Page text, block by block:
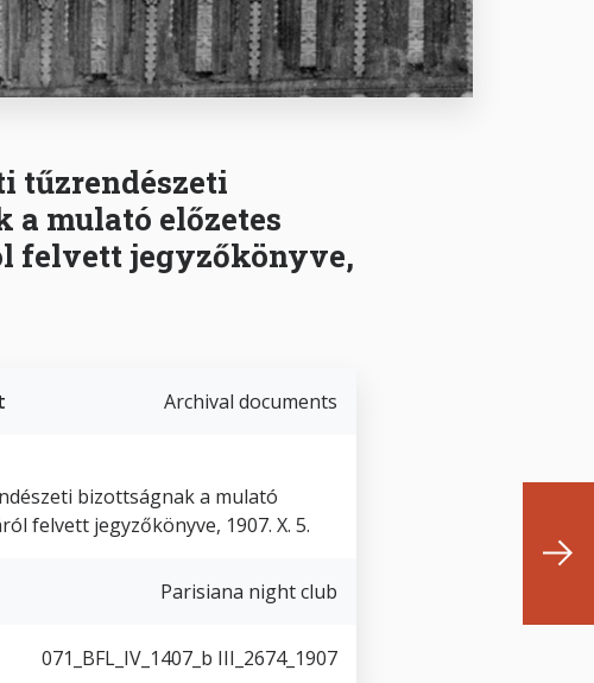
tűzrendészeti
a mulató előzetes
felvett jegyzőkönyve,
Archival documents
bizottságnak a mulató
felvett jegyzőkönyve, 1907. X. 5.
Parisiana night club
071_BFL_IV_1407_b III_2674_1907